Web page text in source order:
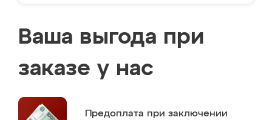
Ваша выгода при
заказе у нас
Предоплата при заключении